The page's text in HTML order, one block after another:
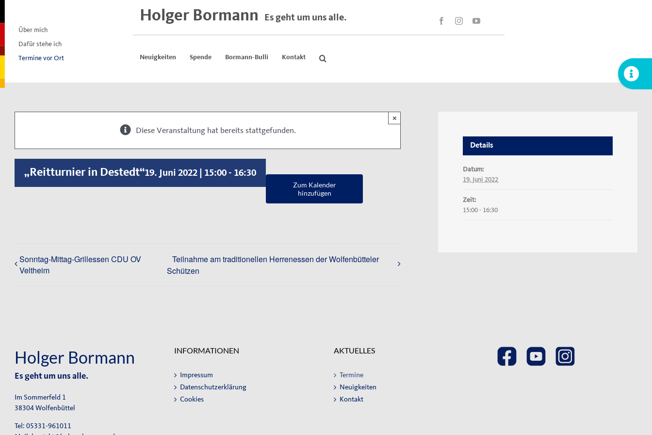
contentÜber mich
Dafür stehe ich
Termine vor Ort
Holger Bormann Es geht um uns alle.
Neuigkeiten Spende Bormann-Bulli Kontakt
Diese Veranstaltung hat bereits stattgefunden.
×
„Reitturnier in Destedt“19. Juni 2022 | 15:00 - 16:30
Zum Kalender
hinzufügen
Sonntag-Mittag-Grillessen CDU OV
Veltheim
Teilnahme am traditionellen Herrenessen der Wolfenbütteler
Schützen
Details
Datum:
19. Juni 2022
Zeit:
15:00 - 16:30
Holger Bormann
Es geht um uns alle.
Im Sommerfeld 1
38304 Wolfenbüttel
Tel: 05331-961011
INFORMATIONEN
Impressum
Datenschutzerklärung
Cookies
AKTUELLES
Termine
Neuigkeiten
Kontakt
Toggle
Sliding
Bar